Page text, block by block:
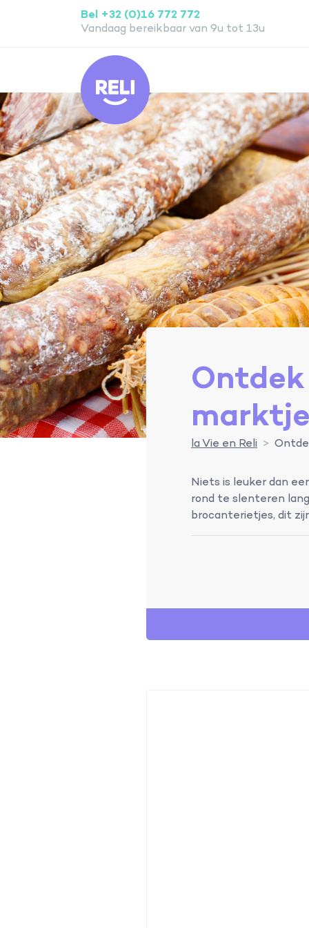
Reli
Bel +32 (0)16 772 772
Vandaag bereikbaar van 9u tot 13u
la Vie en Reli
Niets is leuker dan
rond te slenteren
brocanterietjes, dit